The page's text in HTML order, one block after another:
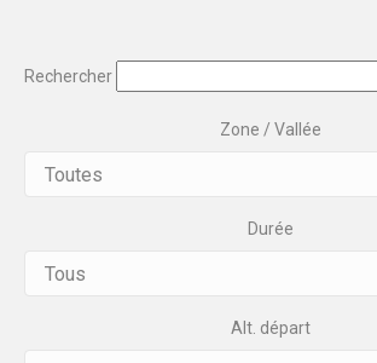
Rechercher
Zone / Vallée
Durée
Alt. départ